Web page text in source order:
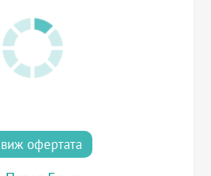
виж офертата